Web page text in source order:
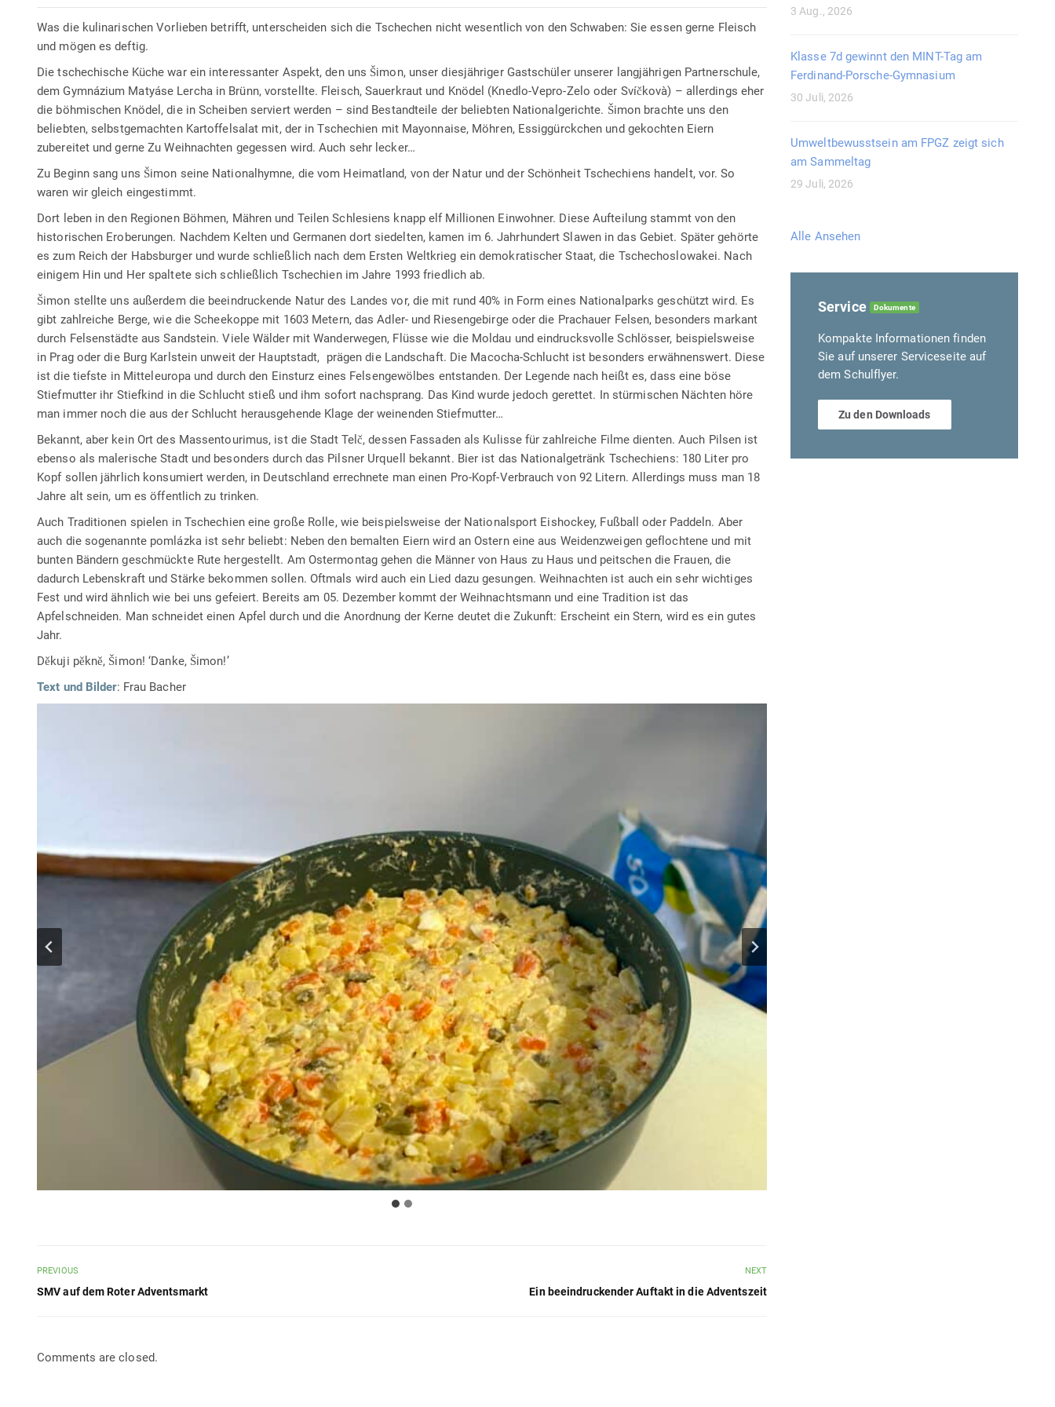
Was die kulinarischen Vorlieben betrifft, unterscheiden sich die Tschechen nicht wesentlich von den Schwaben: Sie essen gerne Fleisch
und mögen es deftig.
Die tschechische Küche war ein interessanter Aspekt, den uns Šimon, unser diesjähriger Gastschüler unserer langjährigen Partnerschule,
dem Gymnázium Matyáse Lercha in Brünn, vorstellte. Fleisch, Sauerkraut und Knödel (Knedlo-Vepro-Zelo oder Svíčkovà) – allerdings eher
die böhmischen Knödel, die in Scheiben serviert werden – sind Bestandteile der beliebten Nationalgerichte. Šimon brachte uns den
beliebten, selbstgemachten Kartoffelsalat mit, der in Tschechien mit Mayonnaise, Möhren, Essiggürckchen und gekochten Eiern
zubereitet und gerne Zu Weihnachten gegessen wird. Auch sehr lecker…
Zu Beginn sang uns Šimon seine Nationalhymne, die vom Heimatland, von der Natur und der Schönheit Tschechiens handelt, vor. So
waren wir gleich eingestimmt.
Dort leben in den Regionen Böhmen, Mähren und Teilen Schlesiens knapp elf Millionen Einwohner. Diese Aufteilung stammt von den
historischen Eroberungen. Nachdem Kelten und Germanen dort siedelten, kamen im 6. Jahrhundert Slawen in das Gebiet. Später gehörte
es zum Reich der Habsburger und wurde schließlich nach dem Ersten Weltkrieg ein demokratischer Staat, die Tschechoslowakei. Nach
einigem Hin und Her spaltete sich schließlich Tschechien im Jahre 1993 friedlich ab.
Šimon stellte uns außerdem die beeindruckende Natur des Landes vor, die mit rund 40% in Form eines Nationalparks geschützt wird. Es
gibt zahlreiche Berge, wie die Scheekoppe mit 1603 Metern, das Adler- und Riesengebirge oder die Prachauer Felsen, besonders markant
durch Felsenstädte aus Sandstein. Viele Wälder mit Wanderwegen, Flüsse wie die Moldau und eindrucksvolle Schlösser, beispielsweise
in Prag oder die Burg Karlstein unweit der Hauptstadt, prägen die Landschaft. Die Macocha-Schlucht ist besonders erwähnenswert. Diese
ist die tiefste in Mitteleuropa und durch den Einsturz eines Felsengewölbes entstanden. Der Legende nach heißt es, dass eine böse
Stiefmutter ihr Stiefkind in die Schlucht stieß und ihm sofort nachsprang. Das Kind wurde jedoch gerettet. In stürmischen Nächten höre
man immer noch die aus der Schlucht herausgehende Klage der weinenden Stiefmutter…
Bekannt, aber kein Ort des Massentourimus, ist die Stadt Telč, dessen Fassaden als Kulisse für zahlreiche Filme dienten. Auch Pilsen ist
ebenso als malerische Stadt und besonders durch das Pilsner Urquell bekannt. Bier ist das Nationalgetränk Tschechiens: 180 Liter pro
Kopf sollen jährlich konsumiert werden, in Deutschland errechnete man einen Pro-Kopf-Verbrauch von 92 Litern. Allerdings muss man 18
Jahre alt sein, um es öffentlich zu trinken.
Auch Traditionen spielen in Tschechien eine große Rolle, wie beispielsweise der Nationalsport Eishockey, Fußball oder Paddeln. Aber
auch die sogenannte pomlázka ist sehr beliebt: Neben den bemalten Eiern wird an Ostern eine aus Weidenzweigen geflochtene und mit
bunten Bändern geschmückte Rute hergestellt. Am Ostermontag gehen die Männer von Haus zu Haus und peitschen die Frauen, die
dadurch Lebenskraft und Stärke bekommen sollen. Oftmals wird auch ein Lied dazu gesungen. Weihnachten ist auch ein sehr wichtiges
Fest und wird ähnlich wie bei uns gefeiert. Bereits am 05. Dezember kommt der Weihnachtsmann und eine Tradition ist das
Apfelschneiden. Man schneidet einen Apfel durch und die Anordnung der Kerne deutet die Zukunft: Erscheint ein Stern, wird es ein gutes
Jahr.
Děkuji pěkně, Šimon! ‘Danke, Šimon!’
Text und Bilder: Frau Bacher
PREVIOUS
SMV auf dem Roter Adventsmarkt
NEXT
Ein beeindruckender Auftakt in die Adventszeit
Comments are closed.
3 Aug., 2026
Klasse 7d gewinnt den MINT-Tag am
Ferdinand-Porsche-Gymnasium
30 Juli, 2026
Umweltbewusstsein am FPGZ zeigt sich
am Sammeltag
29 Juli, 2026
Alle Ansehen
Service Dokumente
Kompakte Informationen finden
Sie auf unserer Serviceseite auf
dem Schulflyer.
Zu den Downloads